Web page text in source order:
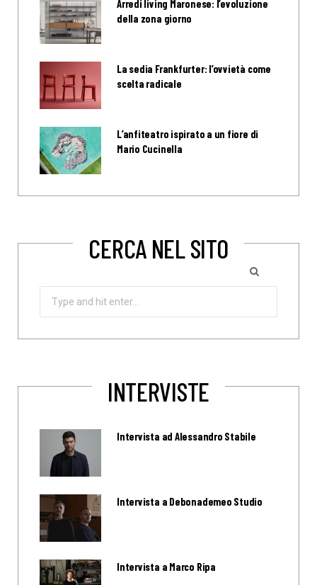
Arredi living Maronese: l’evoluzione
della zona giorno
La sedia Frankfurter: l’ovvietà come
scelta radicale
L’anfiteatro ispirato a un fiore di
Mario Cucinella
CERCA NEL SITO
INTERVISTE
Intervista ad Alessandro Stabile
Intervista a Debonademeo Studio
Intervista a Marco Ripa